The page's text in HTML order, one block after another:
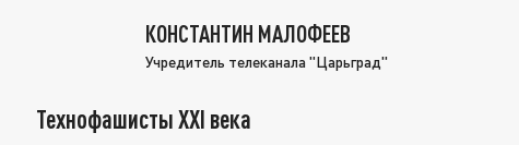
КОНСТАНТИН МАЛОФЕЕВ
Учредитель телеканала "Царьград"
Технофашисты XXI века